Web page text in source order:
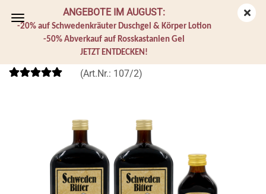
ANGEBOTE IM AUGUST:
-20% auf Schwedenkräuter Duschgel & Körper Lotion
-50% Abverkauf auf Rosskastanien Gel
JETZT ENTDECKEN!
Original Schwedenbitter Großpackung 0% Alkohol
(Art.Nr.: 107/2)